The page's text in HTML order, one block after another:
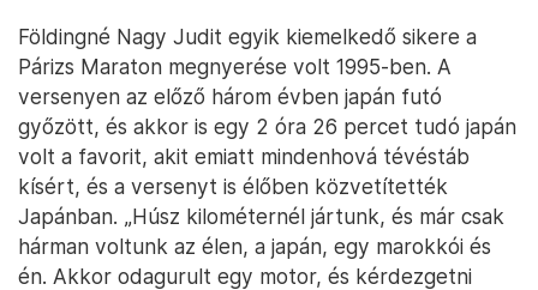
Földingné Nagy Judit egyik kiemelkedő sikere a
Párizs Maraton megnyerése volt 1995-ben. A
versenyen az előző három évben japán futó
győzött, és akkor is egy 2 óra 26 percet tudó japán
volt a favorit, akit emiatt mindenhová tévéstáb
kísért, és a versenyt is élőben közvetítették
Japánban. „Húsz kilométernél jártunk, és már csak
hárman voltunk az élen, a japán, egy marokkói és
én. Akkor odagurult egy motor, és kérdezgetni